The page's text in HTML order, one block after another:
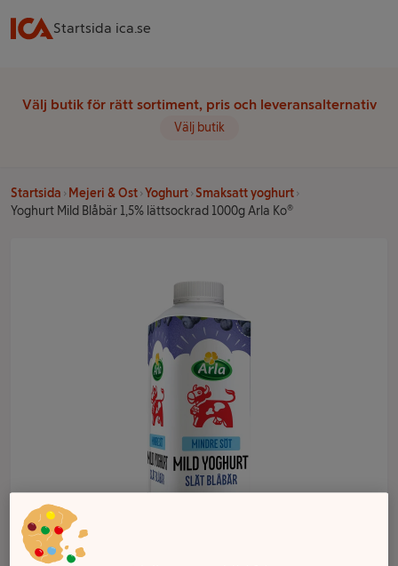
Startsida ica.se
Välj butik för rätt sortiment, pris och leveransalternativ
Välj butik
Startsida Mejeri & Ost Yoghurt Smaksatt yoghurt
Yoghurt Mild Blåbär 1,5% lättsockrad 1000g Arla Ko®